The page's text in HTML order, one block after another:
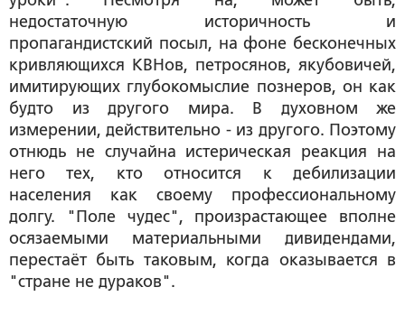
недостаточную историчность и
пропагандистский посыл, на фоне бесконечных
кривляющихся КВНов, петросянов, якубовичей,
имитирующих глубокомыслие познеров, он как
будто из другого мира. В духовном же
измерении, действительно - из другого. Поэтому
отнюдь не случайна истерическая реакция на
него тех, кто относится к дебилизации
населения как своему профессиональному
долгу. "Поле чудес", произрастающее вполне
осязаемыми материальными дивидендами,
перестаёт быть таковым, когда оказывается в
"стране не дураков".